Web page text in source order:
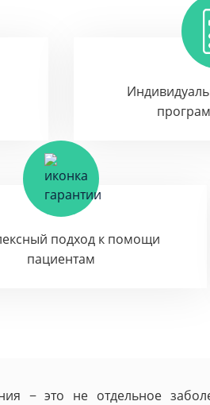
подход к помощи
пациентам
− это не отдельное